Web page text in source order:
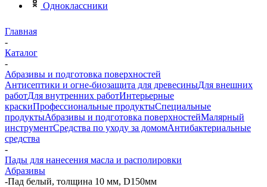
Одноклассники
Главная
-
Каталог
-
Абразивы и подготовка поверхностей
Антисептики и огне-биозащита для древесиныДля внешних
работДля внутренних работИнтерьерные
краскиПрофессиональные продуктыСпециальные
продуктыАбразивы и подготовка поверхностейМалярный
инструментСредства по уходу за домомАнтибактериальные
средства
-
Пады для нанесения масла и располировки
Абразивы
-Пад белый, толщина 10 мм, D150мм